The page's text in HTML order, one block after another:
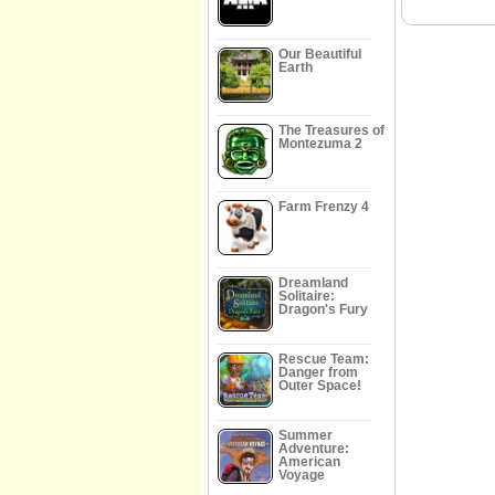
Our Beautiful
Earth
The Treasures of
Montezuma 2
Farm Frenzy 4
Dreamland
Solitaire:
Dragon's Fury
Rescue Team:
Danger from
Outer Space!
Summer
Adventure:
American
Voyage